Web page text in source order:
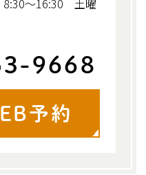
9668
予約